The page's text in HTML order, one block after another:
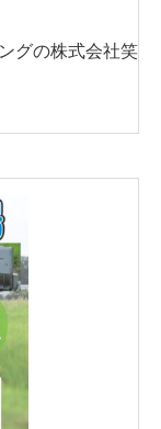
グの株式会社笑